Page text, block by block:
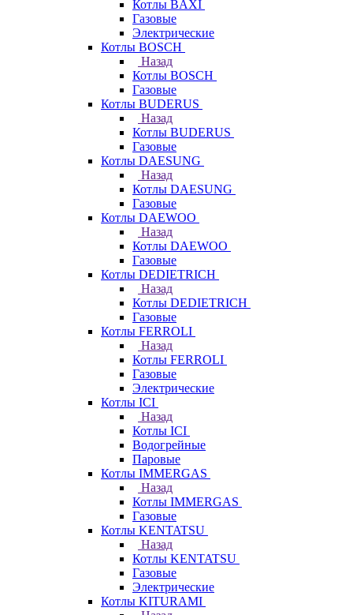
Котлы BAXI
Газовые
Электрические
Котлы BOSCH
Назад
Котлы BOSCH
Газовые
Котлы BUDERUS
Назад
Котлы BUDERUS
Газовые
Котлы DAESUNG
Назад
Котлы DAESUNG
Газовые
Котлы DAEWOO
Назад
Котлы DAEWOO
Газовые
Котлы DEDIETRICH
Назад
Котлы DEDIETRICH
Газовые
Котлы FERROLI
Назад
Котлы FERROLI
Газовые
Электрические
Котлы ICI
Назад
Котлы ICI
Водогрейные
Паровые
Котлы IMMERGAS
Назад
Котлы IMMERGAS
Газовые
Котлы KENTATSU
Назад
Котлы KENTATSU
Газовые
Электрические
Котлы KITURAMI